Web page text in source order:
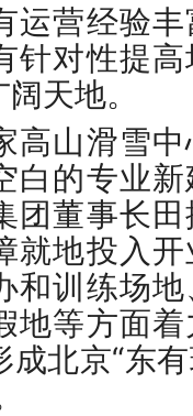
营经验丰
针对性提
天地。
山滑雪中
白的专业
团董事长
就地投入
和训练场
地等方面
北京“东